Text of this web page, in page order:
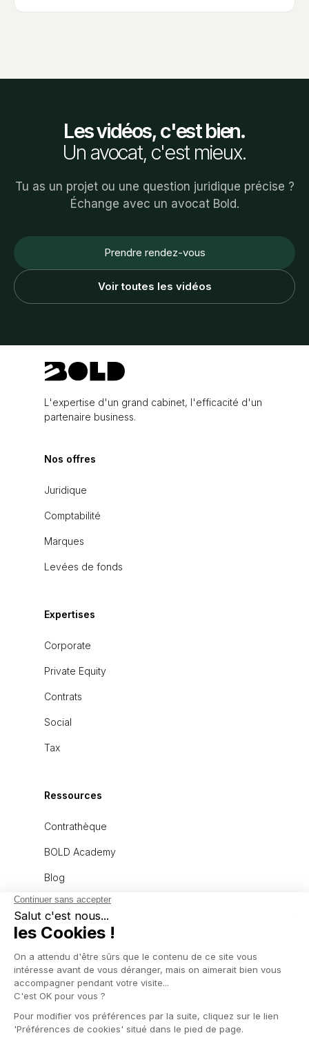
Les vidéos, c'est bien.
Un avocat, c'est mieux.
Tu as un projet ou une question juridique précise ?
Échange avec un avocat Bold.
Prendre rendez-vous
Voir toutes les vidéos
L'expertise d'un grand cabinet, l'efficacité d'un
partenaire business.
Nos offres
Juridique
Comptabilité
Marques
Levées de fonds
Expertises
Corporate
Private Equity
Contrats
Social
Tax
Ressources
Contrathèque
BOLD Academy
Blog
À propos
L'équipe
Recrutement